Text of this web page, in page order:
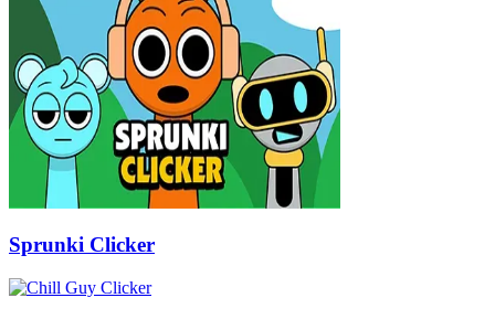
Sprunki Clicker